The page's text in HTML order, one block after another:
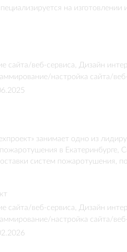
на
услугах и контактах, а также
клиентов.
сайта/веб-сервиса, Дизайн
настройка сайта/
занимает одно из
в Екатеринбурге,
систем пожаротушения,
сайта/веб-сервиса, Дизайн
настройка сайта/